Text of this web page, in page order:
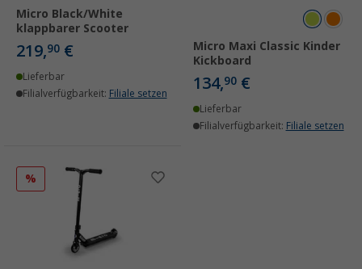
Micro Black/White
klappbarer Scooter
219,90 €
Lieferbar
Filialverfügbarkeit: Filiale setzen
Micro Maxi Classic Kinder
Kickboard
134,90 €
Lieferbar
Filialverfügbarkeit: Filiale setzen
%